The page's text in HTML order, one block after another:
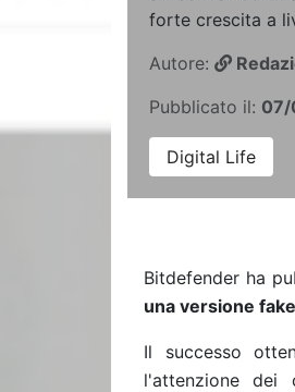
forte crescita a
Autore:
Pubblicato il:
Digital Life
Bitdefender ha
una versione
Il successo
l'attenzione dei